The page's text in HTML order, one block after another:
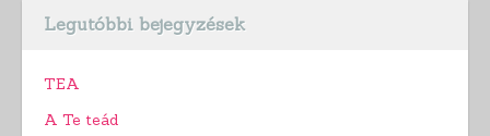
Legutóbbi bejegyzések
TEA
A Te teád